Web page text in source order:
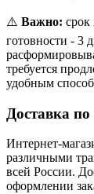
⚠️ Важно: срок
готовности - 3
требуется
удобным
Доставка по
Интернет-
различными
всей России.
оформлении